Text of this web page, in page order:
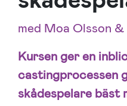
med Moa Olsson
Kursen ger en
castingprocessen
skådespelare bäst